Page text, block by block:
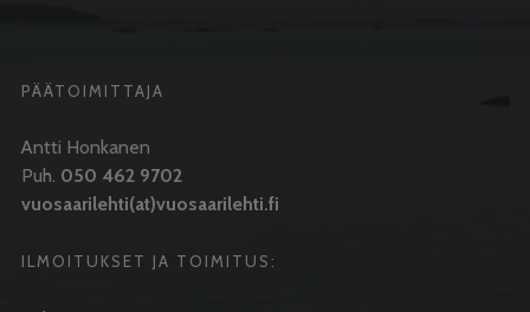
PÄÄTOIMITTAJA
Antti Honkanen
Puh. 050 462 9702
vuosaarilehti(at)vuosaarilehti.fi
ILMOITUKSET JA TOIMITUS: